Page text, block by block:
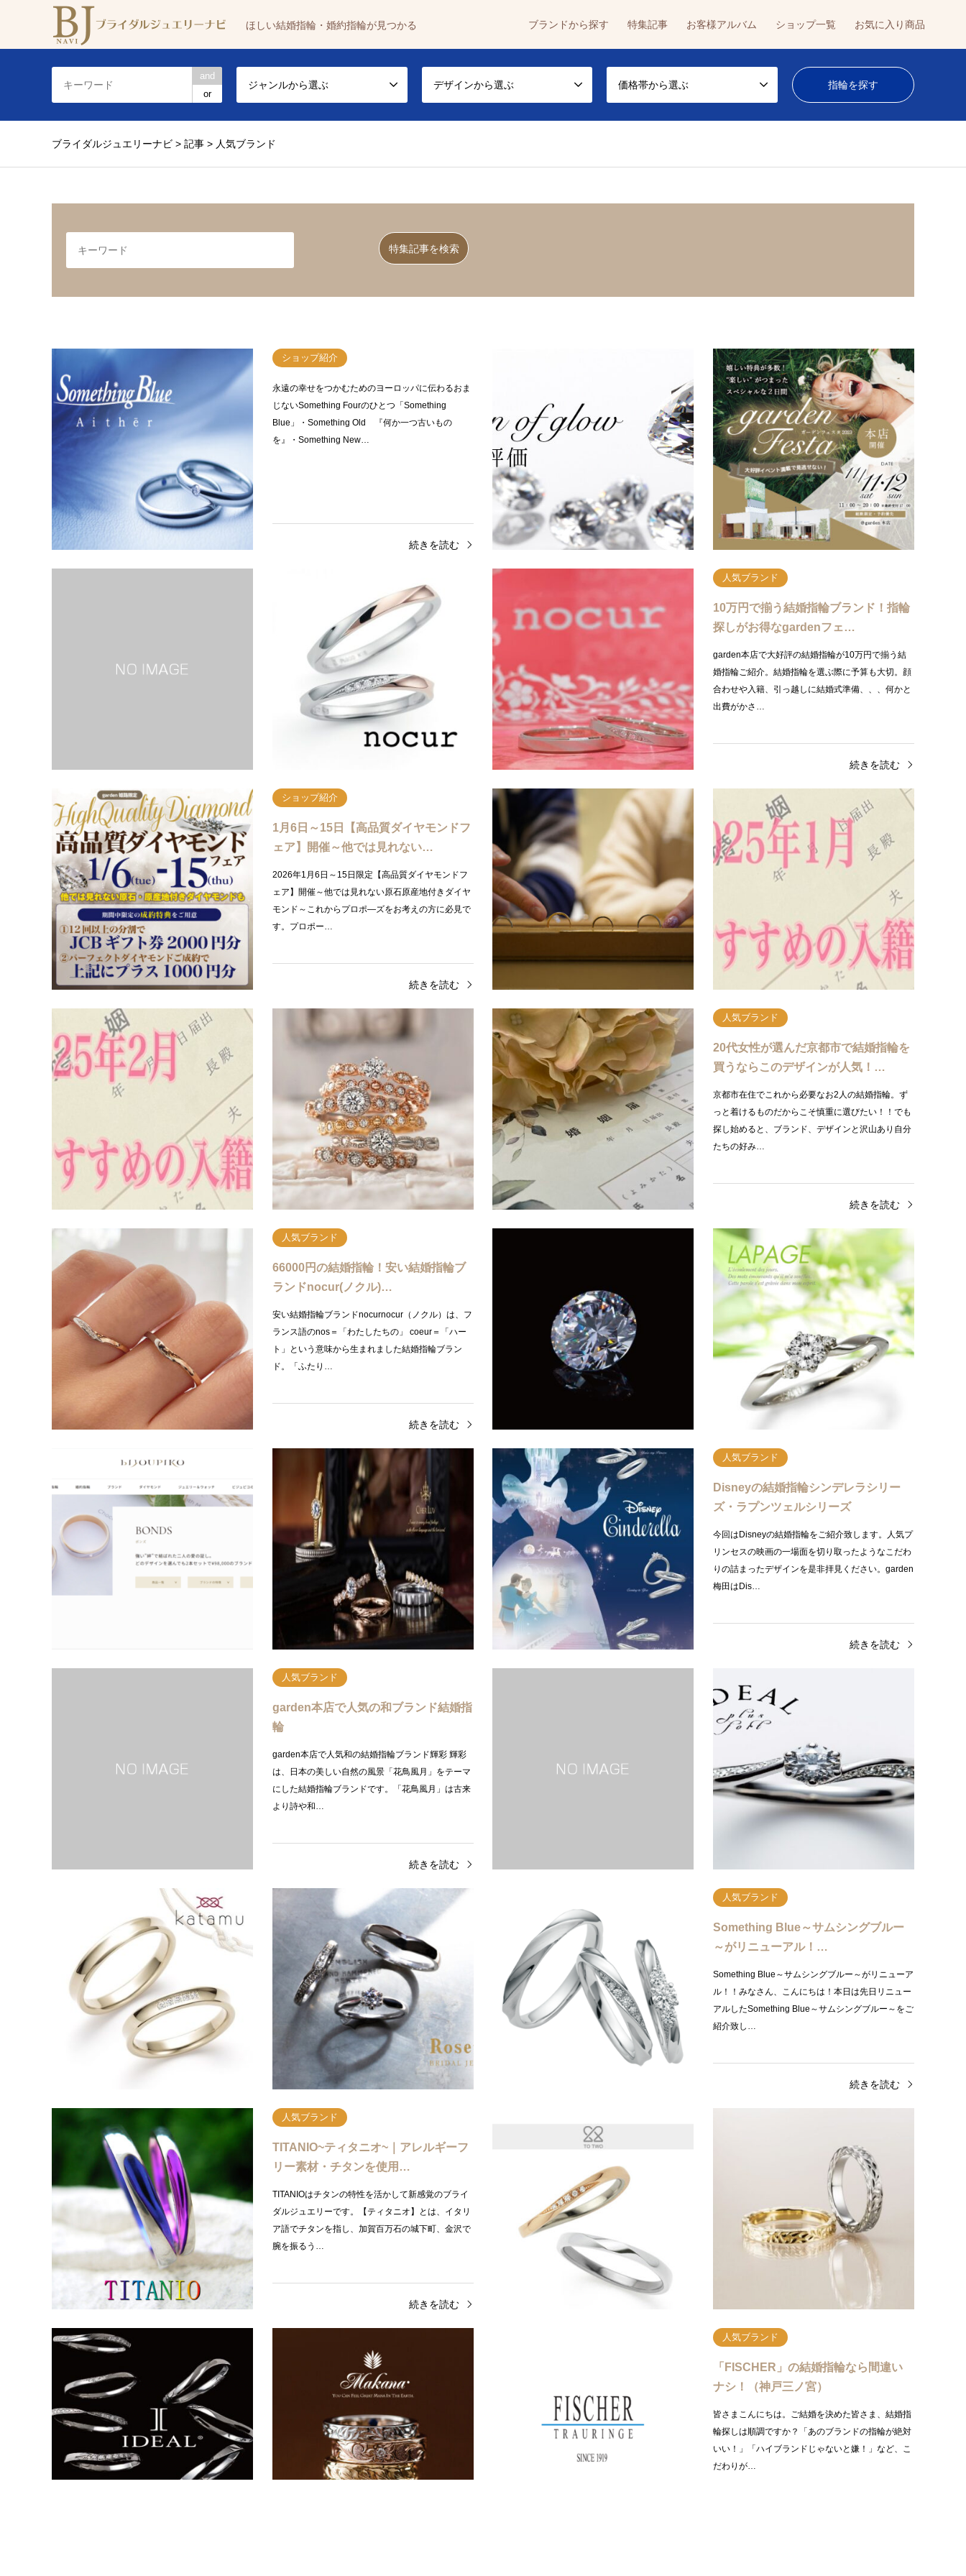
ほしい結婚指輪・婚約指輪が見つかる ブランドから探す 特集記事 お客様アルバム ショップ一覧 お気に入り商品
and
or
ジャンルから選ぶ デザインから選ぶ 価格帯から選ぶ
ブライダルジュエリーナビ > 記事 > 人気ブランド
ショップ紹介
永遠の幸せをつかむためのヨーロッパに伝わるおま
じないSomething Fourのひとつ「Something
Blue」・Something Old 『何か一つ古いもの
を』・Something New…
続きを読む
ジュエリー特集
(田辺市) 生涯の輝き。知っておきた
い高品質ダイヤモンド指輪の選…
指輪を選ぶ時みなさんはなにをこだわりますか？高
品質ダイヤモンドを選ぶうと一生モノと言われるく
らい長く愛せることができます。高品質ダイヤモン
ドってな…
続きを読む
10万円で揃う結婚指輪ご紹介！
garden本店限定のお得なフェア…
garden本店は、関西最大級の結婚指輪ブランド数を
取り扱うセレクトショップです。gradenの本店では
こだわりながら予算に合わせて10万円で揃う結婚指
輪をお選…
10万円で揃う結婚指輪ブランドご紹
介！garden本店限定でお得…
garden本店で大好評の結婚指輪が2本で10万円で揃
う結婚指輪フェア開催中！結婚指輪を選ぶ際に予算
も大切。顔合わせや入籍、引っ越しに結婚式準
備、、、何かと…
続きを読む
人気ブランド
10万円で揃う結婚指輪ブランド！指輪
探しがお得なgardenフェ…
garden本店で大好評の結婚指輪が10万円で揃う結
婚指輪ご紹介。結婚指輪を選ぶ際に予算も大切。顔
合わせや入籍、引っ越しに結婚式準備、、、何かと
出費がかさ…
続きを読む
ショップ紹介
1月6日～15日【高品質ダイヤモンドフ
ェア】開催～他では見れない…
2026年1月6日～15日限定【高品質ダイヤモンドフ
ェア】開催～他では見れない原石原産地付きダイヤ
モンド～これからプロポ―ズをお考えの方に必見で
す。プロポー…
続きを読む
人気ブランド
1本35000円～｜ブライダルジュエリー
ショップで作る高品質手作…
手作り結婚指輪1.素材、幅、サイズをお選びいただ
きます。お素材はプラチナorゴールドの２種類から
お選びいただきます。・プラチナ…白金属で色見は
シルバー色…
続きを読む
2025年2月おすすめの入籍日！縁起の
いい日や語呂合わせのいい日…
入籍を2月にお考えの方必見！ふたりにとって一生
に一度の大事な日になる「入籍日」をいつにすれば
いいのかは悩むもの。「せっかくなら縁起のいい
日」「語呂が…
続きを読む
人気ブランド
2025年最新 京都府在住のカップル様
にお選びいただいたオシャレ…
＜2025年最新版＞京都府在住が選ぶ結婚指輪・婚
約指輪人気ブランドデザインランキングです。あな
たにピッタリのブランドデザインが見つかるはず。
ゼクシィで…
続きを読む
人気ブランド
20代女性が選んだ京都市で結婚指輪を
買うならこのデザインが人気！…
京都市在住でこれから必要なお2人の結婚指輪。ず
っと着けるものだからこそ慎重に選びたい！！でも
探し始めると、ブランド、デザインと沢山あり自分
たちの好み…
続きを読む
人気ブランド
66000円の結婚指輪！安い結婚指輪ブ
ランドnocur(ノクル)…
安い結婚指輪ブランドnocurnocur（ノクル）は、フ
ランス語のnos＝「わたしたちの」 coeur＝「ハー
ト」という意味から生まれました結婚指輪ブラン
ド。「ふたり…
続きを読む
人気ブランド
<大阪・心斎橋>ダイヤモンドを選ぶな
ら輝きの証明を得た最高級品質…
ダイヤモンドの世界基準とされていて、よく耳にす
る４Cに加え輝きの評価も証明されているIDEALに
ついてご紹介致します。ダイヤモンドの魅力地球上
人気ブランド
BONDS ボンズ｜ビジュピコが作る
結婚指輪を調べてみた｜安い結…
BONDS（ボンズ）ビジュピコが作る結婚指輪を調
べてみた最近、ブライダルジュエリーショップのビ
ジュピコが作るBONDS（ボンズ）が結婚情報誌ゼ
人気ブランド
CHER LUV（シェールラブ）の指輪は
アンティークでかわいさ満…
皆様こんにちは！関西最大級のブライダルジュエリ
ーショップgarden神戸三ノ宮スタッフです。今回は
アンティークな雰囲気のリング「CHER LUV」をご
紹介致しま…
続きを読む
人気ブランド
Disneyの結婚指輪シンデレラシリー
ズ・ラプンツェルシリーズ
今回はDisneyの結婚指輪をご紹介致します。人気プ
リンセスの映画の一場面を切り取ったようなこだわ
りの詰まったデザインを是非拝見ください。garden
梅田はDis…
続きを読む
人気ブランド
garden本店で人気の和ブランド結婚指
輪
garden本店で人気和の結婚指輪ブランド輝彩 輝彩
は、日本の美しい自然の風景「花鳥風月」をテーマ
にした結婚指輪ブランドです。「花鳥風月」は古来
より詩や和…
続きを読む
garden本店で人気ハワイアンジュエリ
ーブランド「Makana…
人と被りにくい、お２人様だけのアレンジをしたい
などで存在感のあるハワイアンジュエリーの結婚指
輪は大人気。関西最大級ブライダルジュエリーショ
katamu｜おふたりのご縁をしっかり
と「固む」結婚指輪ブランド…
“katamu”は「固む（かたむ）」と書き、ものを固く
する他に、かたく守る、かたく誓う、しっかりと結
ぶなどの意味を持ちます。古来より結婚式の儀式で
行う「夫…
続きを読む
SNSでも大人気！オシャレでクラシカ
ルなデザインがたくさんある「…
みなさま、こんにちは！4月に入り新年度が始まり
ましたね！素敵な出会いを経て結ばれたお二人のこ
れから話し合われる方も多いのではないでしょう
か？婚約指輪…
人気ブランド
Something Blue～サムシングブルー
～がリニューアル！…
Something Blue～サムシングブルー～がリニューア
ル！！みなさん、こんにちは！本日は先日リニュー
アルしたSomething Blue～サムシングブルー～をご
紹介致し…
続きを読む
人気ブランド
TITANIO~ティタニオ~｜アレルギーフ
リー素材・チタンを使用…
TITANIOはチタンの特性を活かして新感覚のブライ
ダルジュエリーです。【ティタニオ】とは、イタリ
ア語でチタンを指し、加賀百万石の城下町、金沢で
腕を振るう…
続きを読む
TO TWO｜金属アレルギーに不安があ
る方の 願いをかなえるNE…
TO TWO~トゥトゥ~TO TWO は金属アレルギーに不
安がある方の願いをかなえるNEW STYLE のセミオ
ーダー・ブライダルリングです。TO TWO・・・ふ
たりのために う…
続きを読む
〈和歌山〉“変形しない婚約指輪”とい
う理想を叶えるブランド【ID…
IDEAL（アイデアル）選び抜かれた原石を、最高の
技術によりカット。アイデアル カット®の美しいシ
ェイプと、究極の輝きは他の追随を許しません。見
るもの全て…
みなさんこんにちは！今回はハワイアンジュエリー
をお探しの方必見！高品質でハイデザイン・ハイク
人気ブランド
「FISCHER」の結婚指輪なら間違い
ナシ！（神戸三ノ宮）
皆さまこんにちは。ご結婚を決めた皆さま、結婚指
輪探しは順調ですか？「あのブランドの指輪が絶対
いい！」「ハイブランドじゃないと嫌！」など、こ
だわりが…